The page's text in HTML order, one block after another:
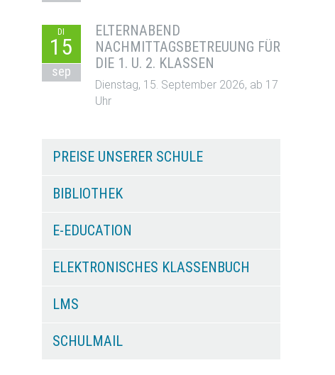
DI
15
sep
ELTERNABEND
NACHMITTAGSBETREUUNG FÜR
DIE 1. U. 2. KLASSEN
Dienstag, 15. September 2026, ab 17
Uhr
PREISE UNSERER SCHULE
BIBLIOTHEK
E-EDUCATION
ELEKTRONISCHES KLASSENBUCH
LMS
SCHULMAIL